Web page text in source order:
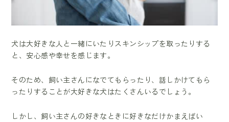
犬は大好きな人と一緒にいたりスキンシップを取ったりする
と、安心感や幸せを感じます。
そのため、飼い主さんになでてもらったり、話しかけてもら
ったりすることが大好きな犬はたくさんいるでしょう。
しかし、飼い主さんの好きなときに好きなだけかまえばい